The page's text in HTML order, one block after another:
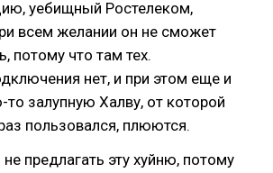
уебищный Ростелеком,
всем желании он не сможет
потому что там тех.
нет, и при этом еще и
залупную Халву, от которой
пользовался, плюются.
предлагать эту хуйню, потому